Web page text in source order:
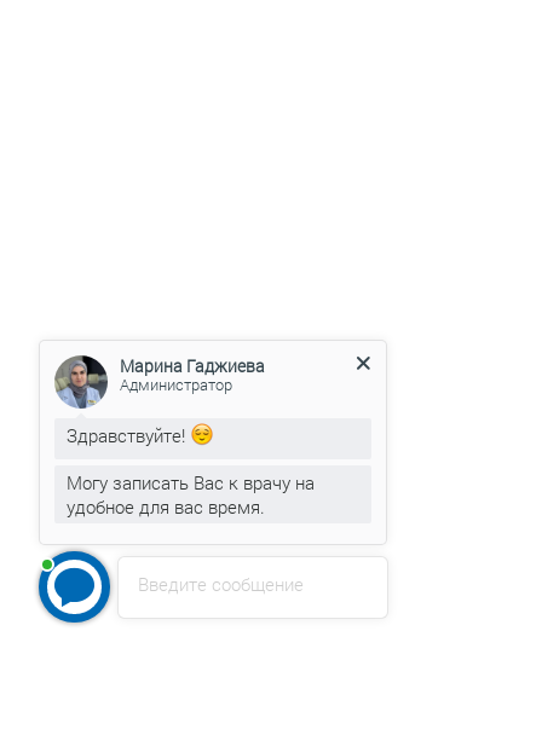
Введите сообщение
Марина Гаджиева
Администратор
Здравствуйте!
Могу записать Вас к врачу на
удобное для вас время.